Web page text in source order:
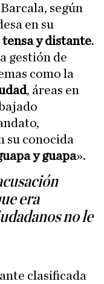
según
en su
tensa y distante.
gestión de
como la
, áreas en
su conocida
y guapa».
era
no le
clasificada